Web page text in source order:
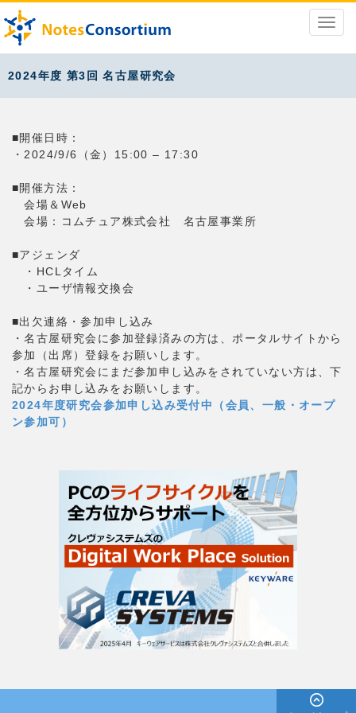
2024年度 第3回 名古屋研究会
■開催日時：
・2024/9/6（金）15:00 – 17:30
■開催方法：
会場＆Web
会場：コムチュア株式会社 名古屋事業所
■アジェンダ
・HCLタイム
・ユーザ情報交換会
■出欠連絡・参加申し込み
・名古屋研究会に参加登録済みの方は、ポータルサイトから
参加（出席）登録をお願いします。
・名古屋研究会にまだ参加申し込みをされていない方は、下
記からお申し込みをお願いします。
2024年度研究会参加申し込み受付中（会員、一般・オープ
ン参加可）